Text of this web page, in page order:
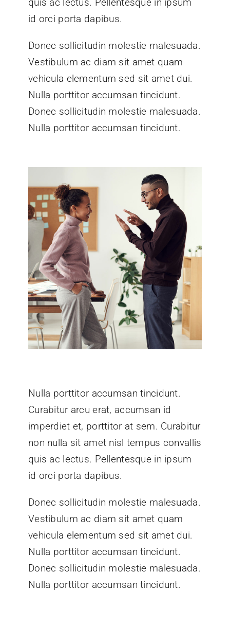
id orci porta dapibus.
Donec sollicitudin molestie malesuada.
Vestibulum ac diam sit amet quam
vehicula elementum sed sit amet dui.
Nulla porttitor accumsan tincidunt.
Donec sollicitudin molestie malesuada.
Nulla porttitor accumsan tincidunt.
Nulla porttitor accumsan tincidunt.
Curabitur arcu erat, accumsan id
imperdiet et, porttitor at sem. Curabitur
non nulla sit amet nisl tempus convallis
quis ac lectus. Pellentesque in ipsum
id orci porta dapibus.
Donec sollicitudin molestie malesuada.
Vestibulum ac diam sit amet quam
vehicula elementum sed sit amet dui.
Nulla porttitor accumsan tincidunt.
Donec sollicitudin molestie malesuada.
Nulla porttitor accumsan tincidunt.